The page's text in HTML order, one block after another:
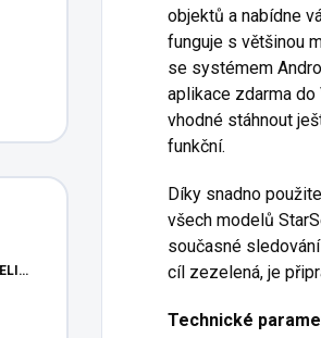
DETEKTOR KOVOV MINELAB X-TERRA ELITE PINPOITER SET
objektů a nabídne
funguje s většinou
se systémem
aplikace zdarma
vhodné stáhnout
funkční.
Díky snadno
všech modelů
současné
cíl zezelená, je
Technické